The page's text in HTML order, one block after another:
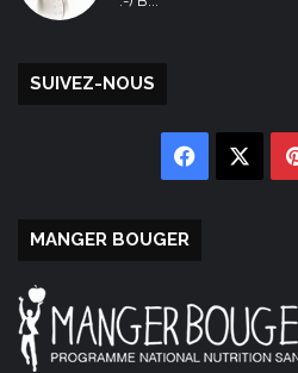
SUIVEZ-NOUS
Facebook
MANGER BOUGER